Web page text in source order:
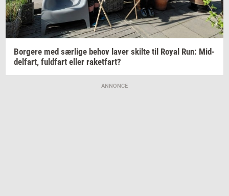
Bor­ge­re med sær­li­ge behov laver skil­te til Royal Run: Mid­
del­fart, fuld­fart eller ra­ket­fart?
ANNONCE